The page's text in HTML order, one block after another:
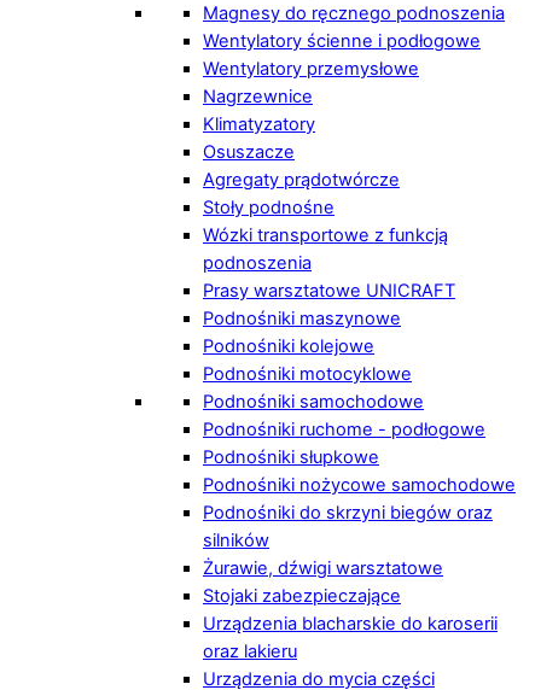
Magnesy do ręcznego podnoszenia
Wentylatory ścienne i podłogowe
Wentylatory przemysłowe
Nagrzewnice
Klimatyzatory
Osuszacze
Agregaty prądotwórcze
Stoły podnośne
Wózki transportowe z funkcją
podnoszenia
Prasy warsztatowe UNICRAFT
Podnośniki maszynowe
Podnośniki kolejowe
Podnośniki motocyklowe
Podnośniki samochodowe
Podnośniki ruchome - podłogowe
Podnośniki słupkowe
Podnośniki nożycowe samochodowe
Podnośniki do skrzyni biegów oraz
silników
Żurawie, dźwigi warsztatowe
Stojaki zabezpieczające
Urządzenia blacharskie do karoserii
oraz lakieru
Urządzenia do mycia części